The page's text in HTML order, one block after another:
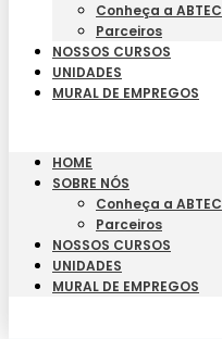
Conheça a ABTEC
Parceiros
NOSSOS CURSOS
UNIDADES
MURAL DE EMPREGOS
HOME
SOBRE NÓS
Conheça a ABTEC
Parceiros
NOSSOS CURSOS
UNIDADES
MURAL DE EMPREGOS